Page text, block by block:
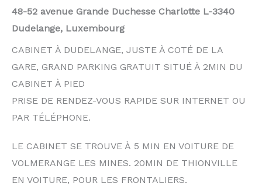
48-52 avenue Grande Duchesse Charlotte L-3340
Dudelange, Luxembourg
CABINET À DUDELANGE, JUSTE À COTÉ DE LA
GARE, GRAND PARKING GRATUIT SITUÉ À 2MIN DU
CABINET À PIED
PRISE DE RENDEZ-VOUS RAPIDE SUR INTERNET OU
PAR TÉLÉPHONE.
LE CABINET SE TROUVE À 5 MIN EN VOITURE DE
VOLMERANGE LES MINES. 20MIN DE THIONVILLE
EN VOITURE, POUR LES FRONTALIERS.